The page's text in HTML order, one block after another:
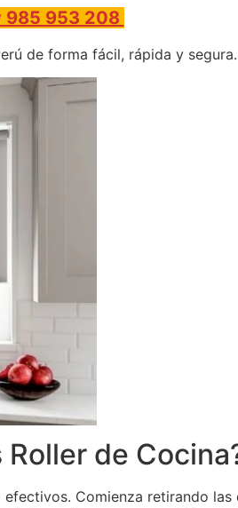
985 953 208
de forma fácil, rápida y segura.
de
efectivos. Comienza retirando